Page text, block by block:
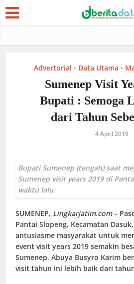
Advertorial • Data Utama •
Sumenep Visit
Bupati : Semoga
dari Tahun
4 April 2019
Bupati Sumenep (tengah) saat
Sumenep visit years 2019 di
waktu lalu
SUMENEP, Lingkarjatim.com–
Pantai Slopeng, Kecamatan
antusiasme masyarakat untuk
event visit years 2019 semakin
Sumenep, Abuya Busyro Karim
visit tahun ini lebih baik dari